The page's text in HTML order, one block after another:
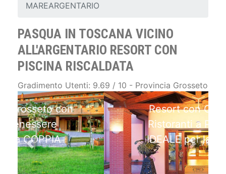
MAREARGENTARIO
PASQUA IN TOSCANA VICINO
ALL'ARGENTARIO RESORT CON
PISCINA RISCALDATA
Gradimento Utenti: 9.69 / 10 - Provincia Grosseto
Resort con Camere e
Ristoranti a Principina
IDEALE per la COPPIA
Previous Next